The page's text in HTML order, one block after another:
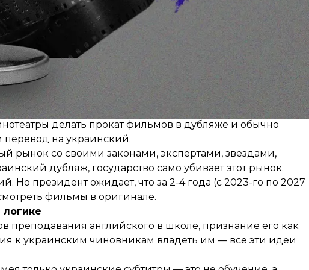
«Об обеспечении функционирования украинского
отличным от государственного, не может превышать
контрактами с киностудиями-производителями.
делать прокат фильмов в дубляже и обычно
перевод на украинский.
рынок со своими законами, экспертами, звездами,
дубляж, государство само убивает этот рынок.
президент ожидает, что за 2-4 года (с 2023-го по 2027
фильмы в оригинале.
преподавания английского в школе, признание его как
к украинским чиновникам владеть им — все эти идеи